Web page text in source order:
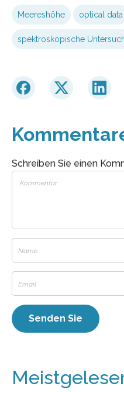
Meereshöhe optical data
spektroskopische
Schreiben Sie einen